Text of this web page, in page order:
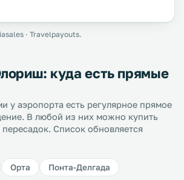
· Travelpayouts.
куда есть прямые
у аэропорта есть регулярное прямое
В любой из них можно купить
Список обновляется
Орта
Понта-Делгада